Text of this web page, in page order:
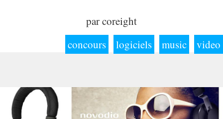
parcoreight
concours
logiciels music video